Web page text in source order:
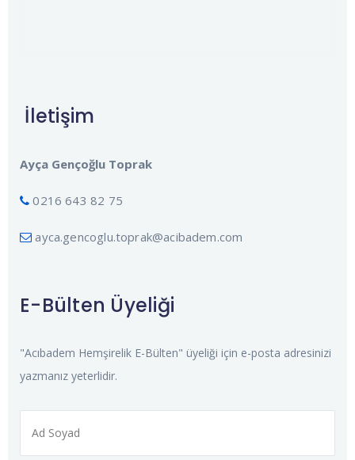
İletişim
Ayça Gençoğlu Toprak
0216 643 82 75
ayca.gencoglu.toprak@acibadem.com
E-Bülten Üyeliği
"Acıbadem Hemşirelik E-Bülten" üyeliği için e-posta adresinizi
yazmanız yeterlidir.